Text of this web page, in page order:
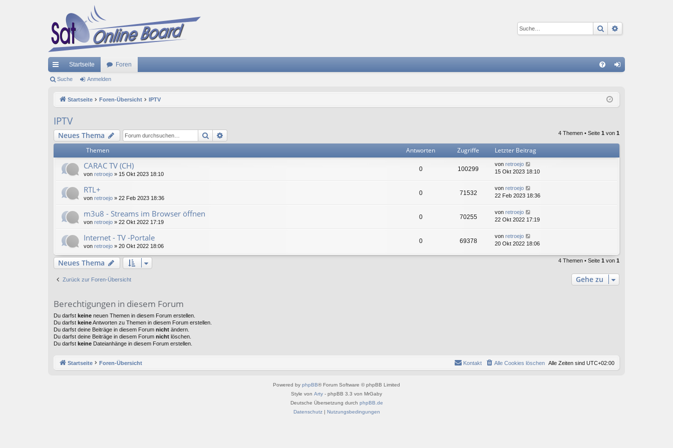
Suche
ch
ug
riff
Startseite Foren
m
Suche Anmelden
Startseite Foren-Übersicht IPTV
IPTV
Neues Thema Suche 4 Themen • Seite 1 von 1
Themen Antworten Zugriffe Letzter Beitrag
CARAC TV (CH)
von retroejo » 15 Okt 2023 18:10
0 100299
von retroejo
15 Okt 2023 18:10
RTL+
von retroejo » 22 Feb 2023 18:36
0 71532
von retroejo
22 Feb 2023 18:36
m3u8 - Streams im Browser öffnen
von retroejo » 22 Okt 2022 17:19
0 70255
von retroejo
22 Okt 2022 17:19
Internet - TV -Portale
von retroejo » 20 Okt 2022 18:06
0 69378
von retroejo
20 Okt 2022 18:06
Neues Thema 4 Themen • Seite 1 von 1
Zurück zur Foren-Übersicht Gehe zu
Berechtigungen in diesem Forum
Du darfst keine neuen Themen in diesem Forum erstellen.
Du darfst keineAntworten zu Themen in diesem Forum erstellen.
Du darfst deine Beiträge in diesem Forum nicht ändern.
Du darfst deine Beiträge in diesem Forum nicht löschen.
Du darfst keine Dateianhänge in diesem Forum erstellen.
Startseite Foren-Übersicht Alle Zeiten sind UTC+02:00
Alle Cookies löschen
Kontakt
Powered by phpBB® Forum Software © phpBB Limited
Style von Arty - phpBB 3.3 von MrGaby
Deutsche Übersetzung durch phpBB.de
Datenschutz| Nutzungsbedingungen